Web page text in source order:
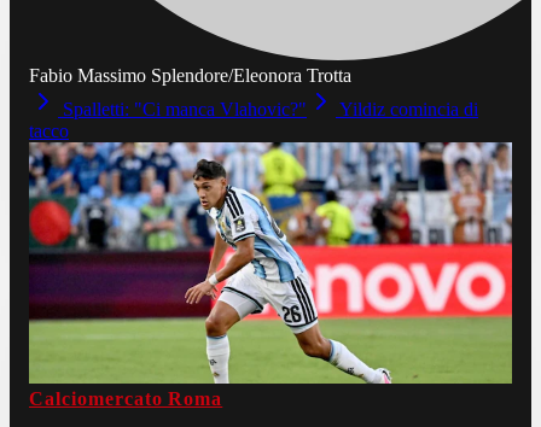
Fabio Massimo Splendore/Eleonora Trotta
Spalletti: "Ci manca Vlahovic?"
Yildiz comincia di
tacco
Calciomercato Roma